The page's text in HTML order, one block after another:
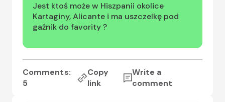
Jest ktoś może w Hiszpanii okolice
Kartaginy, Alicante i ma uszczelkę pod
gaźnik do favority ?
Comments:
5
Copy
link
Write a
comment